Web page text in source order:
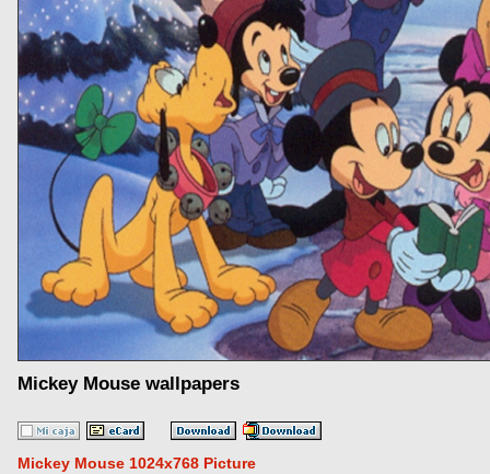
Mickey Mouse wallpapers
Mickey Mouse 1024x768 Picture